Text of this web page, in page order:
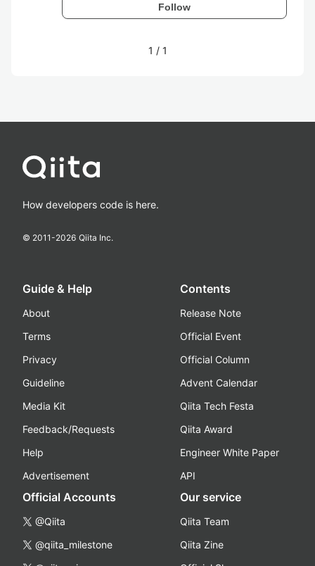
Follow
1 / 1
How developers code is here.
© 2011-2026 Qiita Inc.
Guide & Help
About
Terms
Privacy
Guideline
Media Kit
Feedback/Requests
Help
Advertisement
Contents
Release Note
Official Event
Official Column
Advent Calendar
Qiita Tech Festa
Qiita Award
Engineer White Paper
API
Official Accounts
@Qiita
@qiita_milestone
Our service
Qiita Team
Qiita Zine